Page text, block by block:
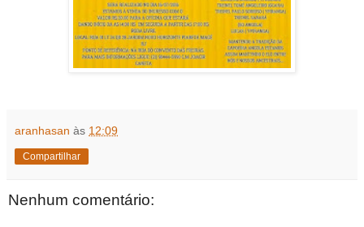
aranhasan às 12:09
Compartilhar
Nenhum comentário: